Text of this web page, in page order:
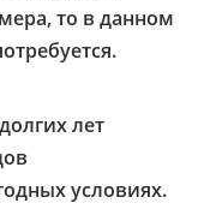
то в данном
лет
условиях.